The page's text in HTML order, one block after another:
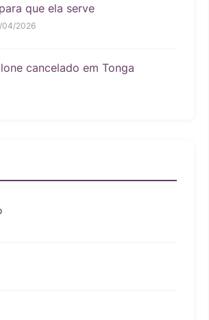
que ela serve
04/2026
cancelado em Tonga